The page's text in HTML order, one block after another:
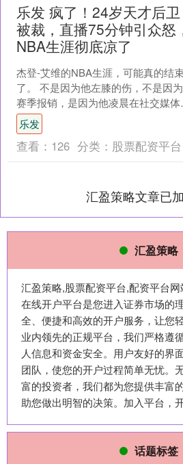
乐发 疯了！24岁天才后卫
被裁，直播75分钟引众怒
NBA生涯彻底凉了
杰登-艾维的NBA生涯，可能真的结束
了。 不是因为他左膝的伤，不是因
赛季报销，是因为他凌晨在社交媒体
开了75分钟的直播。直播里，他发表
针对LGBTQ群体....
乐发
查看： 126 分类： 股票配资平台
汇盈策略文章已
汇盈策略
汇盈策略,股票配资平台,配资平台
在线开户平台是您进入证券市场的
全、便捷和高效的开户服务，让您
业内领先的正规平台，我们严格遵
人信息和资金安全。用户友好的界
团队，使您的开户过程简单无忧。
富的投资者，我们都为您提供丰富
助您做出明智的决策。加入平台，
话题标签